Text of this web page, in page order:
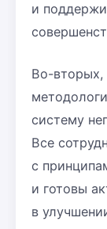
и
Во-вторых,
систему
Все
с
и готовы
в